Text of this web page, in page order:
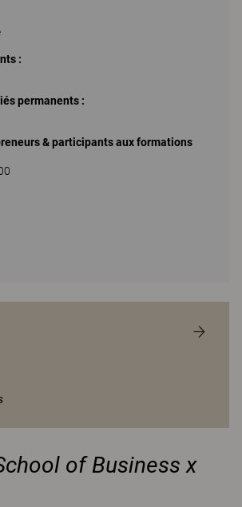
:
permanents :
& participants aux formations
of Business x